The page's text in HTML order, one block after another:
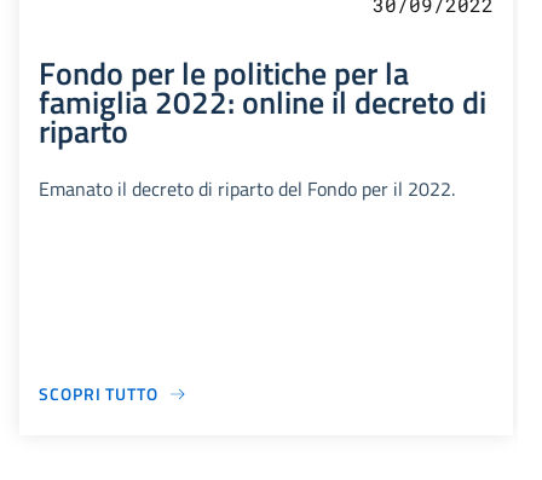
Fondo per le politiche per la
famiglia 2022: online il decreto di
riparto
Emanato il decreto di riparto del Fondo per il 2022.
SCOPRI TUTTO